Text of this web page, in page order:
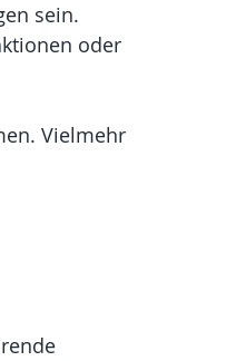
sein.
oder
Vielmehr